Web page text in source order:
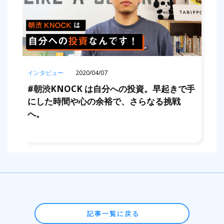
インタビュー 2020/04/07
#朝渋KNOCK は自分への投資。早起きで手
にした時間や心の余裕で、さらなる挑戦
へ。
記事一覧に戻る